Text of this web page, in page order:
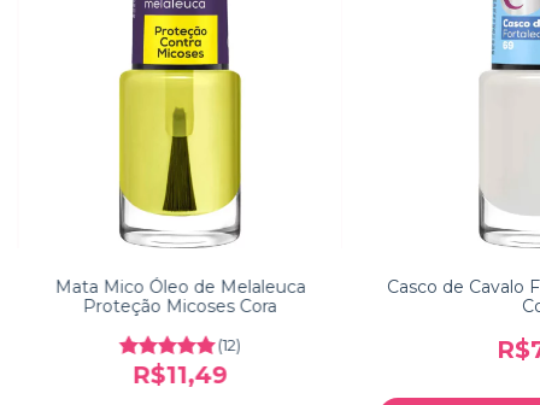
Mata Mico Óleo de Melaleuca
Proteção Micoses Cora
(12)
R$11,49
Casco de Cavalo